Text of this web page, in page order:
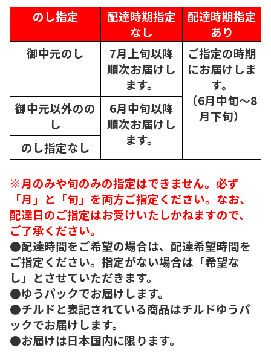
のし指定
配達時期指定
なし
配達時期指定
あり
御中元のし
7月上旬以降
順次お届けし
ます。
ご指定の時期
にお届けしま
す。
（6月中旬～8
月下旬）
御中元以外のの
し
6月中旬以降
順次お届けし
ます。
のし指定なし
※月のみや旬のみの指定はできません。必ず
「月」と「旬」を両方ご指定ください。なお、
配達日のご指定はお受けいたしかねますので、
ご了承ください。
●配達時間をご希望の場合は、配達希望時間を
ご指定ください。指定がない場合は「希望な
し」とさせていただきます。
●ゆうパックでお届けします。
●チルドと表記されている商品はチルドゆうパ
ックでお届けします。
●お届けは日本国内に限ります。